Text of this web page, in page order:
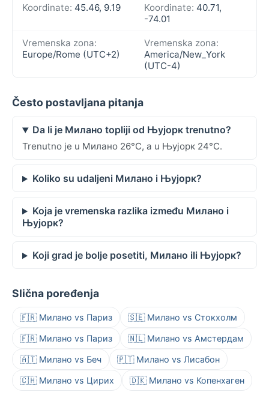
Koordinate: 45.46, 9.19 Koordinate: 40.71,
-74.01
Vremenska zona:
Europe/Rome (UTC+2)
Vremenska zona:
America/New_York
(UTC-4)
Često postavljana pitanja
Da li je Милано topliji od Њујорк trenutno?
Trenutno je u Милано 26°C, a u Њујорк 24°C.
Koliko su udaljeni Милано i Њујорк?
Koja je vremenska razlika između Милано i
Њујорк?
Koji grad je bolje posetiti, Милано ili Њујорк?
Slična poređenja
🇫🇷 Милано vs Париз 🇸🇪 Милано vs Стокхолм
🇫🇷 Милано vs Париз 🇳🇱 Милано vs Амстердам
🇦🇹 Милано vs Беч 🇵🇹 Милано vs Лисабон
🇨🇭 Милано vs Цирих 🇩🇰 Милано vs Копенхаген